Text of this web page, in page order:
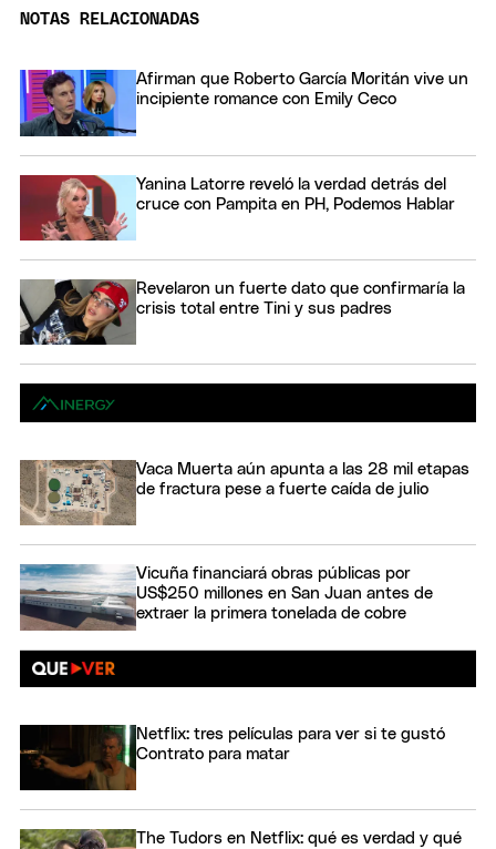
NOTAS RELACIONADAS
Afirman que Roberto García Moritán vive un
incipiente romance con Emily Ceco
Yanina Latorre reveló la verdad detrás del
cruce con Pampita en PH, Podemos Hablar
Revelaron un fuerte dato que confirmaría la
crisis total entre Tini y sus padres
Vaca Muerta aún apunta a las 28 mil etapas
de fractura pese a fuerte caída de julio
Vicuña financiará obras públicas por
US$250 millones en San Juan antes de
extraer la primera tonelada de cobre
Netflix: tres películas para ver si te gustó
Contrato para matar
The Tudors en Netflix: qué es verdad y qué